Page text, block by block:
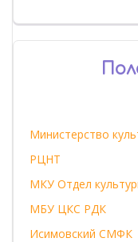
Министерство
РЦНТ
МКУ Отдел
МБУ ЦКС РДК
Исимовский СМФК